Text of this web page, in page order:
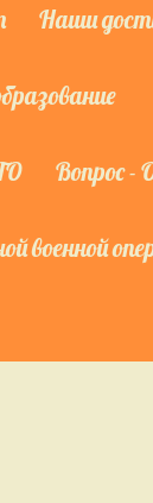
Наши
Вопрос -
военной